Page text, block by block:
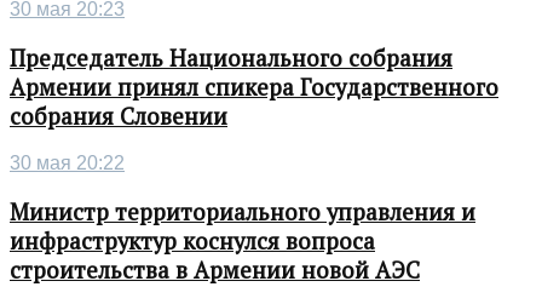
30 мая 20:23
Председатель Национального собрания
Армении принял спикера Государственного
собрания Словении
30 мая 20:22
Министр территориального управления и
инфраструктур коснулся вопроса
строительства в Армении новой АЭС